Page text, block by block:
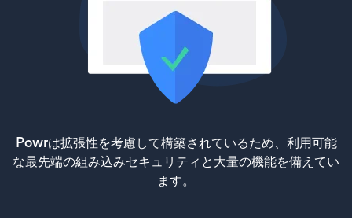
Powrは拡張性を考慮して構築されているため、利用可能
な最先端の組み込みセキュリティと大量の機能を備えてい
ます。